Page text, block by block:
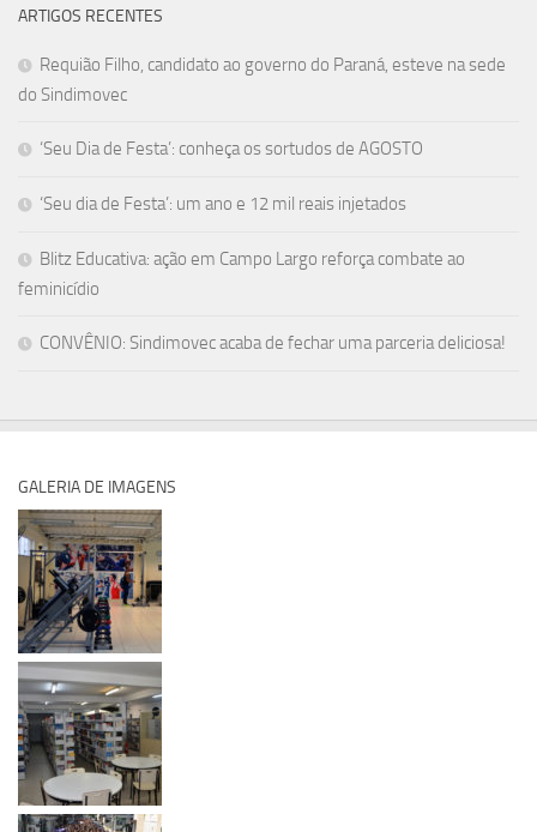
ARTIGOS RECENTES
Requião Filho, candidato ao governo do Paraná, esteve na sede
do Sindimovec
‘Seu Dia de Festa’: conheça os sortudos de AGOSTO
‘Seu dia de Festa’: um ano e 12 mil reais injetados
Blitz Educativa: ação em Campo Largo reforça combate ao
feminicídio
CONVÊNIO: Sindimovec acaba de fechar uma parceria deliciosa!
GALERIA DE IMAGENS